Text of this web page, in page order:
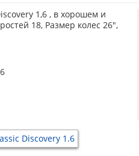
1,6 , в хорошем и
18, Размер колес 26",